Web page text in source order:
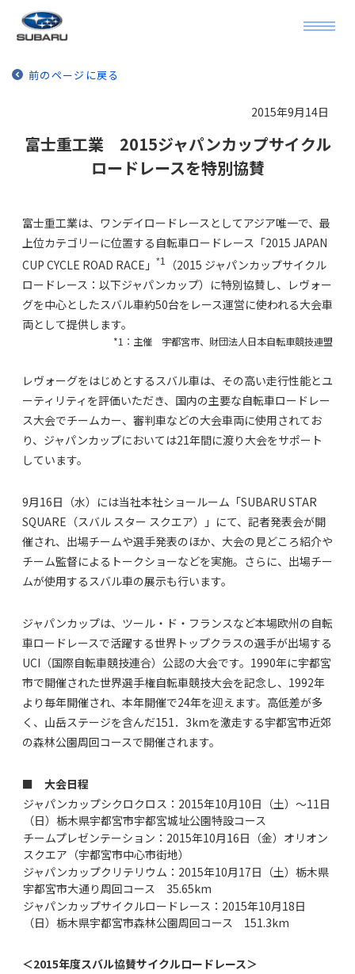
前のページに戻る
2015年9月14日
富士重工業 2015ジャパンカップサイクル
ロードレースを特別協賛
富士重工業は、ワンデイロードレースとしてアジア唯一で、最
上位カテゴリーに位置する自転車ロードレース「2015 JAPAN
CUP CYCLE ROAD RACE」
*1
（2015 ジャパンカップサイクル
ロードレース：以下ジャパンカップ）に特別協賛し、レヴォー
グを中心としたスバル車約50台をレース運営に使われる大会車
両として提供します。
*1：主催 宇都宮市、財団法人日本自転車競技連盟
レヴォーグをはじめとするスバル車は、その高い走行性能とユ
ーティリティを評価いただき、国内の主要な自転車ロードレー
ス大会でチームカー、審判車などの大会車両に使用されてお
り、ジャパンカップにおいては21年間に渡り大会をサポート
しています。
9月16日（水）には当社本社ショールーム「SUBARU STAR
SQUARE（スバル スター スクエア）」にて、記者発表会が開
催され、出場チームや選手発表のほか、大会の見どころ紹介や
チーム監督によるトークショーなどを実施。さらに、出場チー
ムが使用するスバル車の展示も行います。
ジャパンカップは、ツール・ド・フランスなど本場欧州の自転
車ロードレースで活躍する世界トップクラスの選手が出場する
UCI（国際自転車競技連合）公認の大会です。1990年に宇都宮
市で開催された世界選手権自転車競技大会を記念し、1992年
より毎年開催され、本年開催で24年を迎えます。高低差が多
く、山岳ステージを含んだ151．3kmを激走する宇都宮市近郊
の森林公園周回コースで開催されます。
■ 大会日程
ジャパンカップシクロクロス：2015年10月10日（土）～11日
（日）栃木県宇都宮市宇都宮城址公園特設コース
チームプレゼンテーション：2015年10月16日（金）オリオン
スクエア（宇都宮市中心市街地）
ジャパンカップクリテリウム：2015年10月17日（土）栃木県
宇都宮市大通り周回コース 35.65km
ジャパンカップサイクルロードレース：2015年10月18日
（日）栃木県宇都宮市森林公園周回コース 151.3km
＜2015年度スバル協賛サイクルロードレース＞